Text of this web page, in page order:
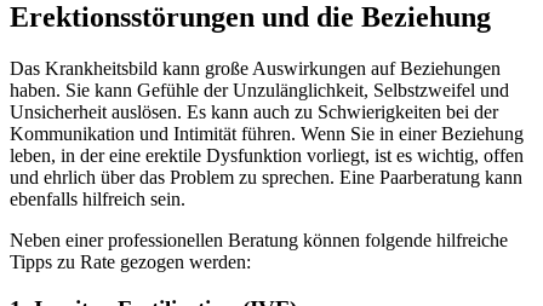
Erektionsstörungen und die Beziehung
Das Krankheitsbild kann große Auswirkungen auf Beziehungen
haben. Sie kann Gefühle der Unzulänglichkeit, Selbstzweifel und
Unsicherheit auslösen. Es kann auch zu Schwierigkeiten bei der
Kommunikation und Intimität führen. Wenn Sie in einer Beziehung
leben, in der eine erektile Dysfunktion vorliegt, ist es wichtig, offen
und ehrlich über das Problem zu sprechen. Eine Paarberatung kann
ebenfalls hilfreich sein.
Neben einer professionellen Beratung können folgende hilfreiche
Tipps zu Rate gezogen werden: